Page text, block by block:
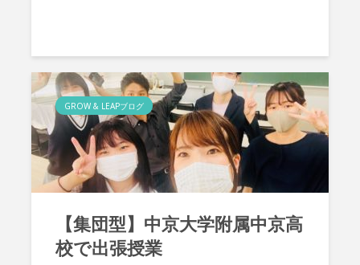
GROW & LEAPブログ
【集団型】中京大学附属中京高
校で出張授業